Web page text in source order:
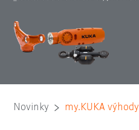
Novinky my.KUKA výhody